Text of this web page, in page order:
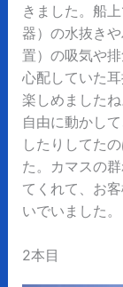
きました。船
器）の水抜き
置）の吸気や
心配していた
楽しめました
自由に動かし
したりしてた
た。カマスの
てくれて、お
いでいました。
2本目